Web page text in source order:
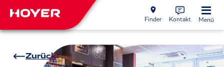
Finder Kontakt Menü
Zurück